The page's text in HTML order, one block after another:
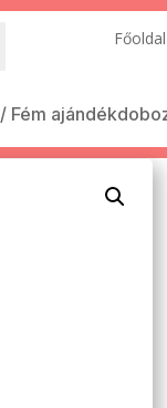
Főoldal
/ Fém